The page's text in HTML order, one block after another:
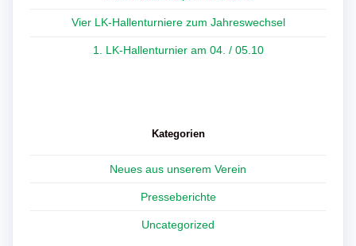
Vier LK-Hallenturniere zum Jahreswechsel
1. LK-Hallenturnier am 04. / 05.10
Kategorien
Neues aus unserem Verein
Presseberichte
Uncategorized